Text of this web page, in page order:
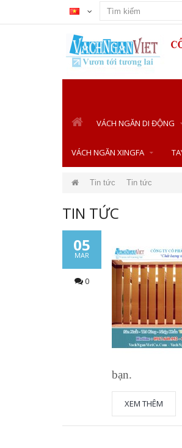
VÁCH NGĂN DI ĐỘNG
VÁCH NGĂN XINGFA
Tin tức Tin tức
TIN TỨC
05
MAR
0
bạn.
XEM THÊM